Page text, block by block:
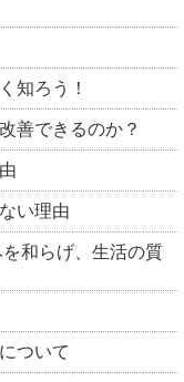
知ろう！
善できるのか？
い理由
和らげ、生活の質
ついて